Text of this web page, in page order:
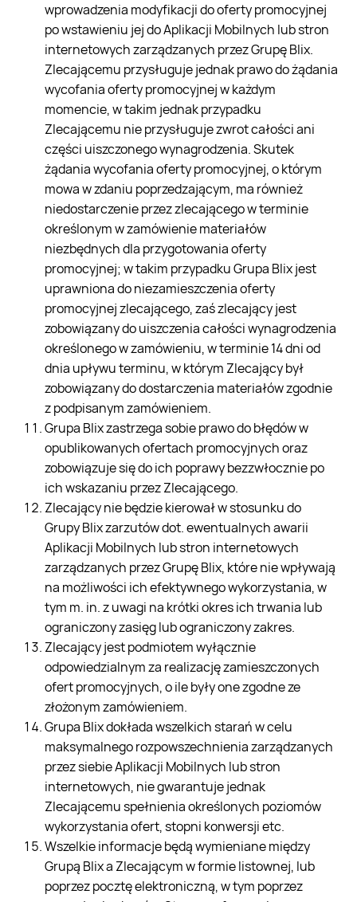
wprowadzenia modyfikacji do oferty promocyjnej
po wstawieniu jej do Aplikacji Mobilnych lub stron
internetowych zarządzanych przez Grupę Blix.
Zlecającemu przysługuje jednak prawo do żądania
wycofania oferty promocyjnej w każdym
momencie, w takim jednak przypadku
Zlecającemu nie przysługuje zwrot całości ani
części uiszczonego wynagrodzenia. Skutek
żądania wycofania oferty promocyjnej, o którym
mowa w zdaniu poprzedzającym, ma również
niedostarczenie przez zlecającego w terminie
określonym w zamówienie materiałów
niezbędnych dla przygotowania oferty
promocyjnej; w takim przypadku Grupa Blix jest
uprawniona do niezamieszczenia oferty
promocyjnej zlecającego, zaś zlecający jest
zobowiązany do uiszczenia całości wynagrodzenia
określonego w zamówieniu, w terminie 14 dni od
dnia upływu terminu, w którym Zlecający był
zobowiązany do dostarczenia materiałów zgodnie
z podpisanym zamówieniem.
Grupa Blix zastrzega sobie prawo do błędów w
opublikowanych ofertach promocyjnych oraz
zobowiązuje się do ich poprawy bezzwłocznie po
ich wskazaniu przez Zlecającego.
Zlecający nie będzie kierował w stosunku do
Grupy Blix zarzutów dot. ewentualnych awarii
Aplikacji Mobilnych lub stron internetowych
zarządzanych przez Grupę Blix, które nie wpływają
na możliwości ich efektywnego wykorzystania, w
tym m. in. z uwagi na krótki okres ich trwania lub
ograniczony zasięg lub ograniczony zakres.
Zlecający jest podmiotem wyłącznie
odpowiedzialnym za realizację zamieszczonych
ofert promocyjnych, o ile były one zgodne ze
złożonym zamówieniem.
Grupa Blix dokłada wszelkich starań w celu
maksymalnego rozpowszechnienia zarządzanych
przez siebie Aplikacji Mobilnych lub stron
internetowych, nie gwarantuje jednak
Zlecającemu spełnienia określonych poziomów
wykorzystania ofert, stopni konwersji etc.
Wszelkie informacje będą wymieniane między
Grupą Blix a Zlecającym w formie listownej, lub
poprzez pocztę elektroniczną, w tym poprzez